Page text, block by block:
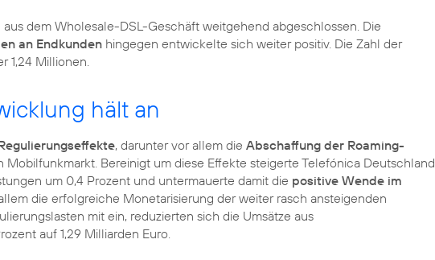
dem Wholesale-DSL-Geschäft weitgehend abgeschlossen. Die
an Endkunden hingegen entwickelte sich weiter positiv. Die Zahl der
1,24 Millionen.
hält an
, darunter vor allem die Abschaffung der Roaming-
Mobilfunkmarkt. Bereinigt um diese Effekte steigerte Telefónica Deutschland
um 0,4 Prozent und untermauerte damit die positive Wende im
die erfolgreiche Monetarisierung der weiter rasch ansteigenden
mit ein, reduzierten sich die Umsätze aus
auf 1,29 Milliarden Euro.